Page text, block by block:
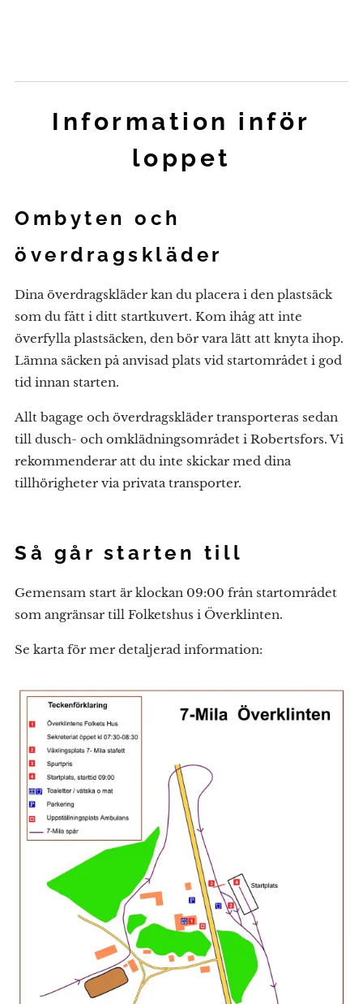
Information inför
loppet
Ombyten och
överdragskläder
Dina överdragskläder kan du placera i den plastsäck
som du fått i ditt startkuvert. Kom ihåg att inte
överfylla plastsäcken, den bör vara lätt att knyta ihop.
Lämna säcken på anvisad plats vid startområdet i god
tid innan starten.
Allt bagage och överdragskläder transporteras sedan
till dusch- och omklädningsområdet i Robertsfors. Vi
rekommenderar att du inte skickar med dina
tillhörigheter via privata transporter.
Så går starten till
Gemensam start är klockan 09:00 från startområdet
som angränsar till Folketshus i Överklinten.
Se karta för mer detaljerad information: